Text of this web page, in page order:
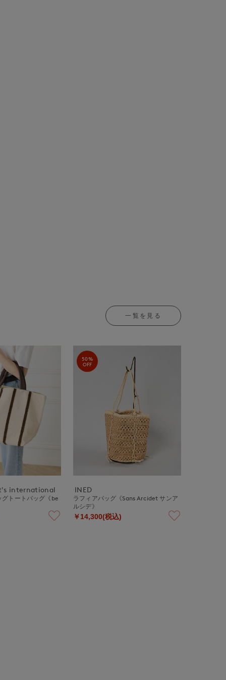
一覧を見る
international
グトートバッグ《be
50%
OFF
INED
ラフィアバッグ《Sans Arcidet サンア
ルシデ》
￥14,300(税込)